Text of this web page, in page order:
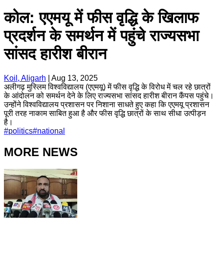
कोल: एएमयू में फीस वृद्धि के खिलाफ
प्रदर्शन के समर्थन में पहुंचे राज्यसभा
सांसद हारीश बीरान
Koil, Aligarh
Aug 13, 2025
अलीगढ़ मुस्लिम विश्वविद्यालय (एएमयू) में फीस वृद्धि के विरोध में चल रहे छात्रों
के आंदोलन को समर्थन देने के लिए राज्यसभा सांसद हारीश बीरान कैंपस पहुंचे।
उन्होंने विश्वविद्यालय प्रशासन पर निशाना साधते हुए कहा कि एएमयू प्रशासन
पूरी तरह नाकाम साबित हुआ है और फीस वृद्धि छात्रों के साथ सीधा उत्पीड़न
है।
#politics#national
MORE NEWS